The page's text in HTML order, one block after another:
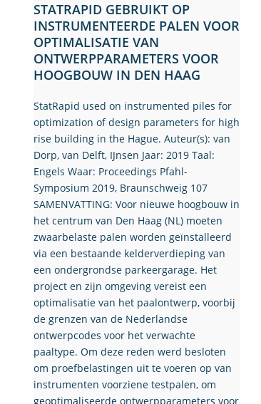
STATRAPID GEBRUIKT OP
INSTRUMENTEERDE PALEN VOOR
OPTIMALISATIE VAN
ONTWERPPARAMETERS VOOR
HOOGBOUW IN DEN HAAG
StatRapid used on instrumented piles for
optimization of design parameters for high
rise building in the Hague. Auteur(s): van
Dorp, van Delft, IJnsen Jaar: 2019 Taal:
Engels Waar: Proceedings Pfahl-
Symposium 2019, Braunschweig 107
SAMENVATTING: Voor nieuwe hoogbouw in
het centrum van Den Haag (NL) moeten
zwaarbelaste palen worden geïnstalleerd
via een bestaande kelderverdieping van
een ondergrondse parkeergarage. Het
project en zijn omgeving vereist een
optimalisatie van het paalontwerp, voorbij
de grenzen van de Nederlandse
ontwerpcodes voor het verwachte
paaltype. Om deze reden werd besloten
om proefbelastingen uit te voeren op van
instrumenten voorziene testpalen, om
geoptimaliseerde ontwerpparameters voor